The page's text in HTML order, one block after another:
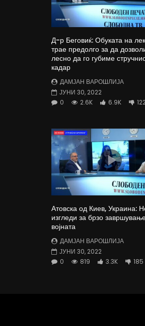
Д-р Беговиќ: Обуката на
трае предолго за да
лесно да го губиме
кадар
ДАМЈАН ВАРОШЛИЈА
ЈУНИ 30, 2022
0
2.6K 6.9K
Атовска од Киев, Украина:
изгледи за брзо
војната
ДАМЈАН ВАРОШЛИЈА
ЈУНИ 30, 2022
0
819 3.3K 185